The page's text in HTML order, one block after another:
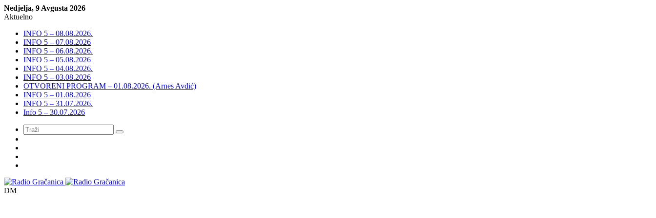
Nedjelja, 9 Avgusta 2026
Aktuelno
INFO 5 – 08.08.2026.
INFO 5 – 07.08.2026
INFO 5 – 06.08.2026.
INFO 5 – 05.08.2026
INFO 5 – 04.08.2026.
INFO 5 – 03.08.2026
OTVORENI PROGRAM – 01.08.2026. (Arnes Avdić)
INFO 5 – 01.08.2026
INFO 5 – 31.07.2026.
Info 5 – 30.07.2026
Meni
DM